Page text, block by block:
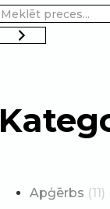
Apģērbs (11)